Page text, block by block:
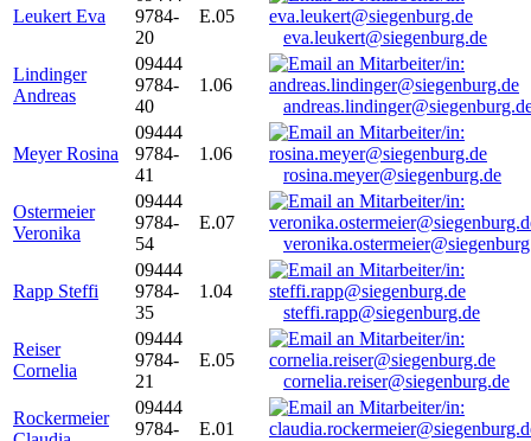
Leukert Eva
9784-
20
E.05
eva.leukert@siegenburg.de
Lindinger
Andreas
09444
9784-
40
1.06
Meyer Rosina
09444
9784-
41
1.06
rosina.meyer@siegenburg.de
Ostermeier
Veronika
09444
9784-
54
E.07
Rapp Steffi
09444
9784-
35
1.04
steffi.rapp@siegenburg.de
Reiser
Cornelia
09444
9784-
21
E.05
cornelia.reiser@siegenburg.de
Rockermeier
09444
9784-
E.01